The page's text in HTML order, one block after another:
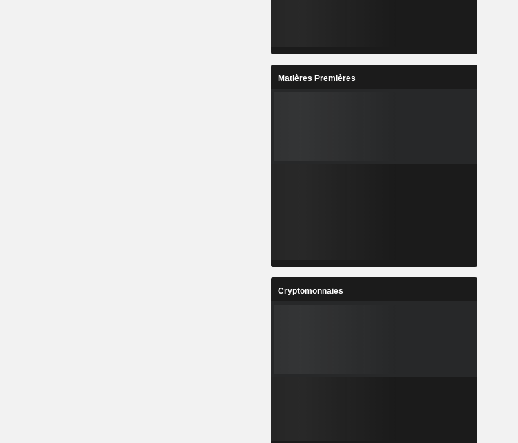
Matières Premières
Cryptomonnaies